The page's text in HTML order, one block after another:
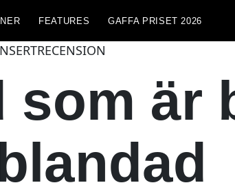
FEATURES GAFFA PRISET 2026
som är